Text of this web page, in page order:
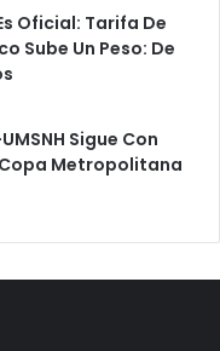
Oficial: Tarifa De
Sube Un Peso: De
Sigue Con
Copa Metropolitana